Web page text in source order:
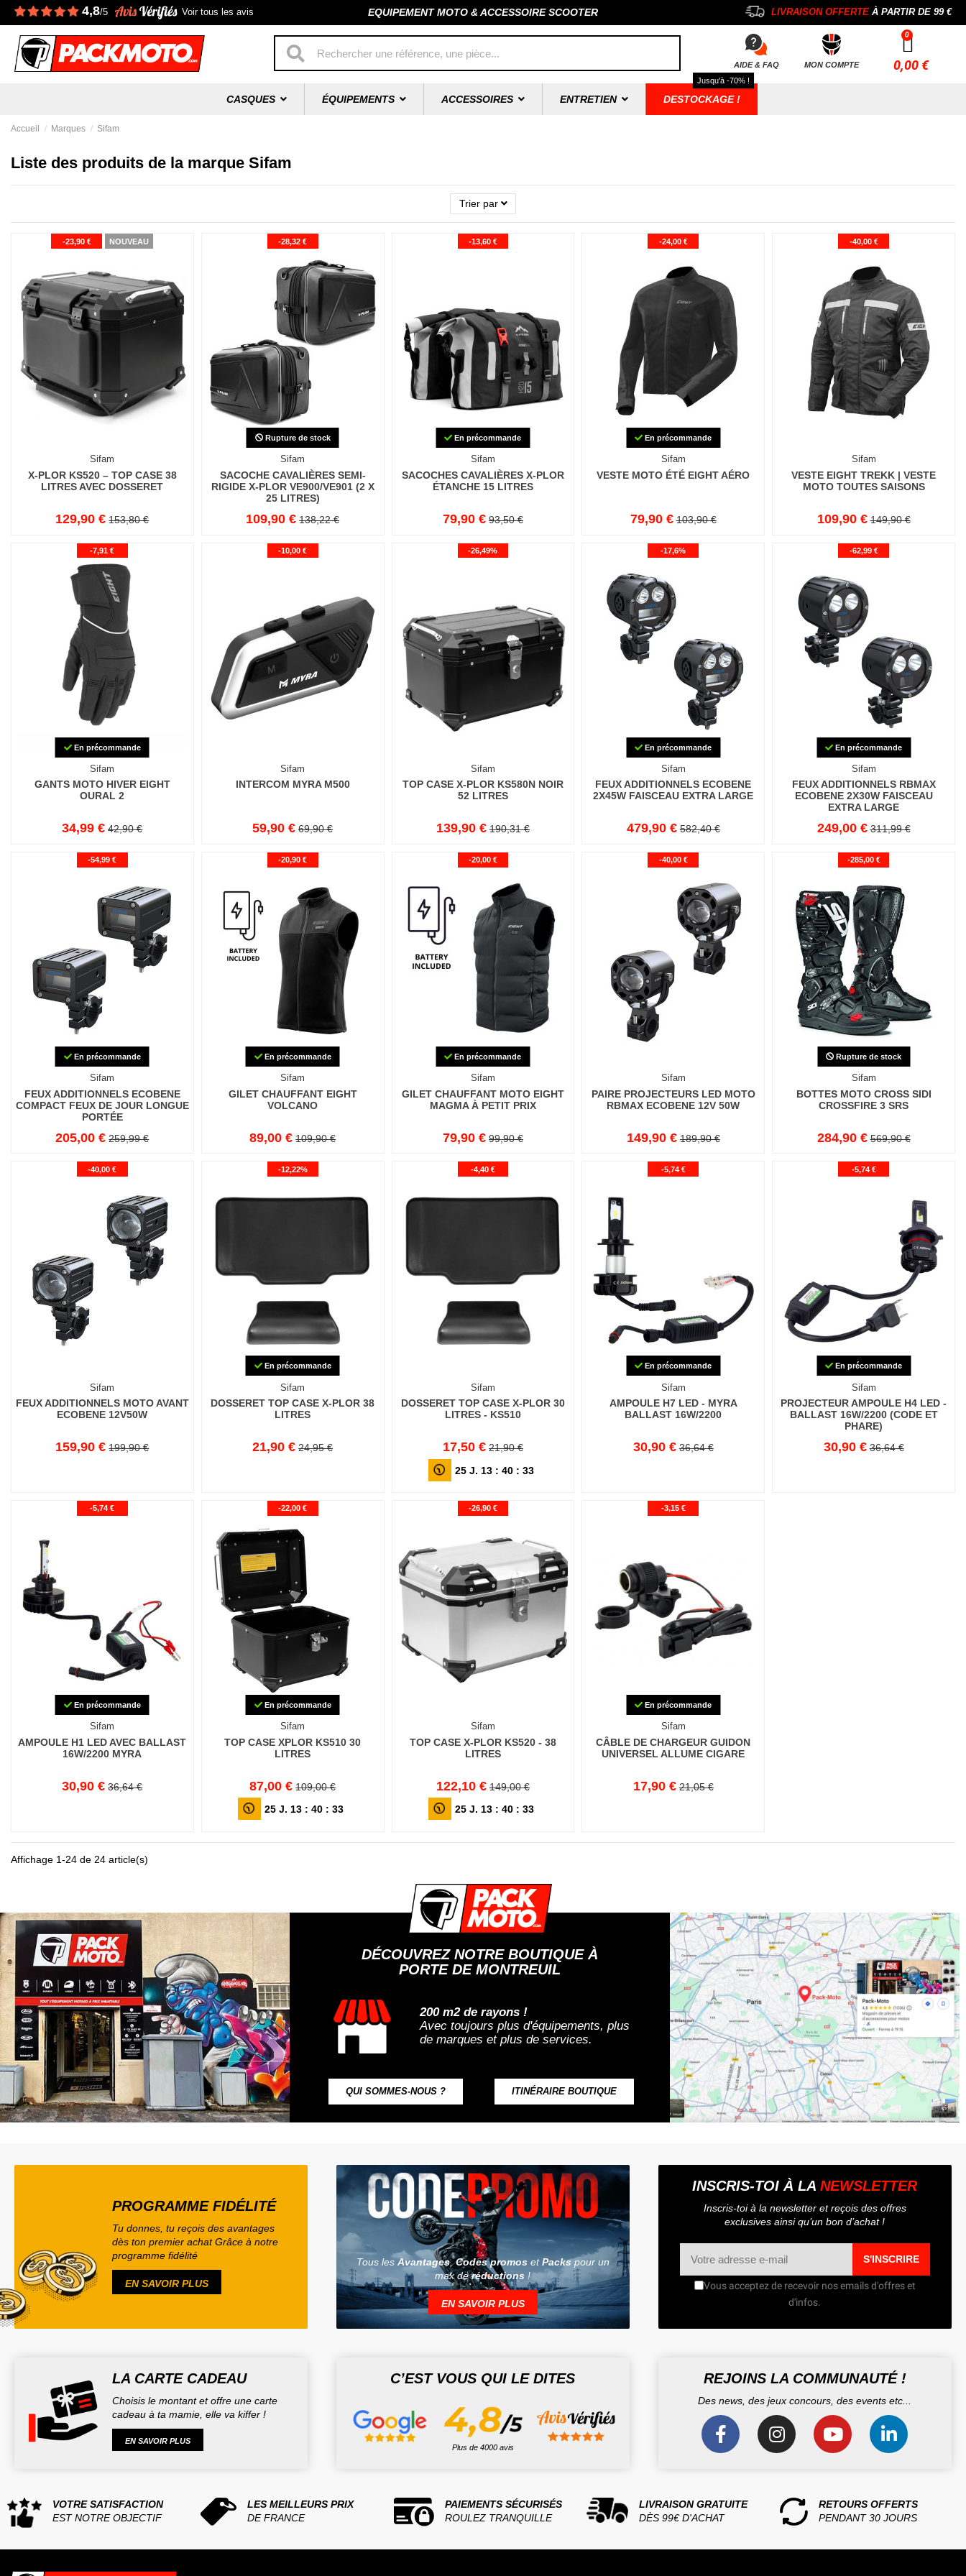
4,8/5 Voir tous les avis EQUIPEMENT MOTO & ACCESSOIRE SCOOTER LIVRAISON OFFERTEÀ PARTIR DE 99 €
AIDE & FAQ MON COMPTE 0,00 €
CASQUES ÉQUIPEMENTS ACCESSOIRES ENTRETIEN DESTOCKAGE !
Jusqu'à -70% !
Accueil Marques Sifam
Liste des produits de la marque Sifam
Trier par
-23,90 € NOUVEAU
Sifam
X-PLOR KS520 – TOP CASE 38
LITRES AVEC DOSSERET
129,90 € 153,80 €
-28,32 €
Rupture de stock
Sifam
SACOCHE CAVALIÈRES SEMI-
RIGIDE X-PLOR VE900/VE901 (2 X
25 LITRES)
109,90 € 138,22 €
-13,60 €
En précommande
Sifam
SACOCHES CAVALIÈRES X-PLOR
ÉTANCHE 15 LITRES
79,90 € 93,50 €
-24,00 €
En précommande
Sifam
VESTE MOTO ÉTÉ EIGHT AÉRO
79,90 € 103,90 €
-40,00 €
Sifam
VESTE EIGHT TREKK | VESTE
MOTO TOUTES SAISONS
109,90 € 149,90 €
-7,91 €
En précommande
Sifam
GANTS MOTO HIVER EIGHT
OURAL 2
34,99 € 42,90 €
-10,00 €
Sifam
INTERCOM MYRA M500
59,90 € 69,90 €
-26,49%
Sifam
TOP CASE X-PLOR KS580N NOIR
52 LITRES
139,90 € 190,31 €
-17,6%
En précommande
Sifam
FEUX ADDITIONNELS ECOBENE
2X45W FAISCEAU EXTRA LARGE
479,90 € 582,40 €
-62,99 €
En précommande
Sifam
FEUX ADDITIONNELS RBMAX
ECOBENE 2X30W FAISCEAU
EXTRA LARGE
249,00 € 311,99 €
-54,99 €
En précommande
Sifam
FEUX ADDITIONNELS ECOBENE
COMPACT FEUX DE JOUR LONGUE
PORTÉE
205,00 € 259,99 €
-20,90 €
En précommande
Sifam
GILET CHAUFFANT EIGHT
VOLCANO
89,00 € 109,90 €
-20,00 €
En précommande
Sifam
GILET CHAUFFANT MOTO EIGHT
MAGMA À PETIT PRIX
79,90 € 99,90 €
-40,00 €
Sifam
PAIRE PROJECTEURS LED MOTO
RBMAX ECOBENE 12V 50W
149,90 € 189,90 €
-285,00 €
Rupture de stock
Sifam
BOTTES MOTO CROSS SIDI
CROSSFIRE 3 SRS
284,90 € 569,90 €
-40,00 €
Sifam
FEUX ADDITIONNELS MOTO AVANT
ECOBENE 12V50W
159,90 € 199,90 €
-12,22%
En précommande
Sifam
DOSSERET TOP CASE X-PLOR 38
LITRES
21,90 € 24,95 €
-4,40 €
Sifam
DOSSERET TOP CASE X-PLOR 30
LITRES - KS510
17,50 € 21,90 €
25J. 13: 40: 32
-5,74 €
En précommande
Sifam
AMPOULE H7 LED - MYRA
BALLAST 16W/2200
30,90 € 36,64 €
-5,74 €
En précommande
Sifam
PROJECTEUR AMPOULE H4 LED -
BALLAST 16W/2200 (CODE ET
PHARE)
30,90 € 36,64 €
-5,74 €
En précommande
Sifam
AMPOULE H1 LED AVEC BALLAST
16W/2200 MYRA
30,90 € 36,64 €
-22,00 €
En précommande
Sifam
TOP CASE XPLOR KS510 30
LITRES
87,00 € 109,00 €
25 J. 13 :40 :32
-26,90 €
Sifam
TOP CASE X-PLOR KS520 - 38
LITRES
122,10 € 149,00 €
25J. 13: 40: 32
-3,15 €
En précommande
Sifam
CÂBLE DE CHARGEUR GUIDON
UNIVERSEL ALLUME CIGARE
17,90 € 21,05 €
Affichage 1-24 de 24 article(s)
DÉCOUVREZ NOTRE BOUTIQUE À
PORTE DE MONTREUIL
200 m2 de rayons !
Avec toujours plus d'équipements, plus
de marques et plus de services.
QUI SOMMES-NOUS ? ITINÉRAIRE BOUTIQUE
PROGRAMME FIDÉLITÉ
Tu donnes, tu reçois des avantages
dès ton premier achat Grâce à notre
programme fidélité
EN SAVOIR PLUS
Tous les Avantages,Codes promosetPackspour un
max deréductions !
EN SAVOIR PLUS
INSCRIS-TOI À LANEWSLETTER
Inscris-toi à la newsletter et reçois des offres
exclusives ainsi qu’un bon d’achat !
S'INSCRIRE
Vous acceptez de recevoir nos emails d'offres et
d'infos.
LA CARTE CADEAU
Choisis le montant et offre une carte
cadeau à ta mamie, elle va kiffer !
EN SAVOIR PLUS
C’EST VOUS QUI LE DITES
Plus de 4000 avis
REJOINS LA COMMUNAUTÉ !
Des news, des jeux concours, des events etc...
VOTRE SATISFACTION
EST NOTRE OBJECTIF
LES MEILLEURS PRIX
DE FRANCE
PAIEMENTS SÉCURISÉS
ROULEZ TRANQUILLE
LIVRAISON GRATUITE
DÈS 99€ D'ACHAT
RETOURS OFFERTS
PENDANT 30 JOURS